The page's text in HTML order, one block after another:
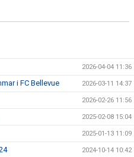
2026-04-04 11:36
i FC Bellevue 2026-03-11 14:37
2026-02-26 11:56
2025-02-08 15:04
2025-01-13 11:09
2024-10-14 10:42